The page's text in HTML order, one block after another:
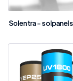
Solentra -